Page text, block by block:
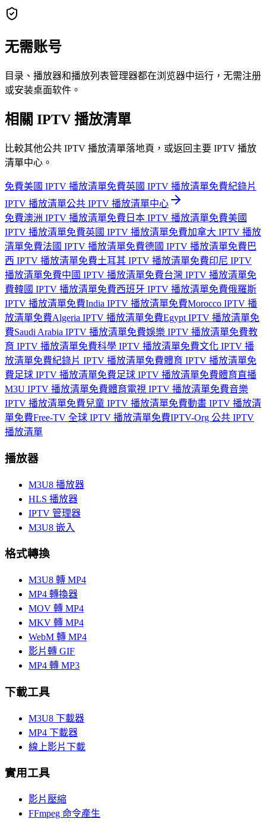
无需账号
目录、播放器和播放列表管理器都在浏览器中运行，无需注册
或安装桌面软件。
相關 IPTV 播放清單
比較其他公共 IPTV 播放清單落地頁，或返回主要 IPTV 播放
清單中心。
免費美國 IPTV 播放清單免費英國 IPTV 播放清單免費紀錄片
IPTV 播放清單公共 IPTV 播放清單中心
免費澳洲 IPTV 播放清單免費日本 IPTV 播放清單免費美國
IPTV 播放清單免費英國 IPTV 播放清單免費加拿大 IPTV 播放
清單免費法國 IPTV 播放清單免費德國 IPTV 播放清單免費巴
西 IPTV 播放清單免費土耳其 IPTV 播放清單免費印尼 IPTV
播放清單免費中國 IPTV 播放清單免費台灣 IPTV 播放清單免
費韓國 IPTV 播放清單免費西班牙 IPTV 播放清單免費俄羅斯
IPTV 播放清單免費India IPTV 播放清單免費Morocco IPTV 播
放清單免費Algeria IPTV 播放清單免費Egypt IPTV 播放清單免
費Saudi Arabia IPTV 播放清單免費娛樂 IPTV 播放清單免費教
育 IPTV 播放清單免費科學 IPTV 播放清單免費文化 IPTV 播
放清單免費紀錄片 IPTV 播放清單免費體育 IPTV 播放清單免
費足球 IPTV 播放清單免費足球 IPTV 播放清單免費體育直播
M3U IPTV 播放清單免費體育電視 IPTV 播放清單免費音樂
IPTV 播放清單免費兒童 IPTV 播放清單免費動畫 IPTV 播放清
單免費Free-TV 全球 IPTV 播放清單免費IPTV-Org 公共 IPTV
播放清單
播放器
M3U8 播放器
HLS 播放器
IPTV 管理器
M3U8 嵌入
格式轉換
M3U8 轉 MP4
MP4 轉換器
MOV 轉 MP4
MKV 轉 MP4
WebM 轉 MP4
影片轉 GIF
MP4 轉 MP3
下載工具
M3U8 下載器
MP4 下載器
線上影片下載
實用工具
影片壓縮
FFmpeg 命令產生